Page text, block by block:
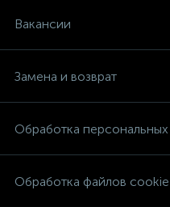
Вакансии
Замена и возврат
Обработка
Обработка файлов cookie